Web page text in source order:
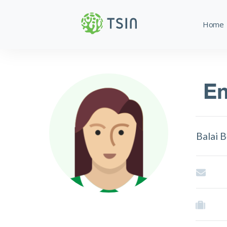
Home
Balai